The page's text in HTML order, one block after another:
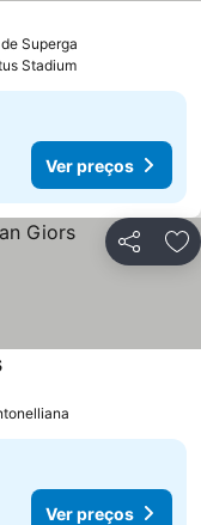
Superga
Stadium
Ver preços
Partilhar
Ver preços